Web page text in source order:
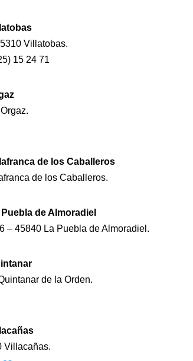
Villatobas.
15 24 71
de los Caballeros
de los Caballeros.
de Almoradiel
– 45840 La Puebla de Almoradiel.
de la Orden.
Villacañas.